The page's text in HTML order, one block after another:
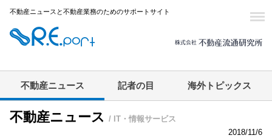
不動産ニュースと不動産業務のためのサポートサイト
不動産ニュース 記者の目 海外トピックス
不動産ニュース / IT・情報サービス
2018/11/6